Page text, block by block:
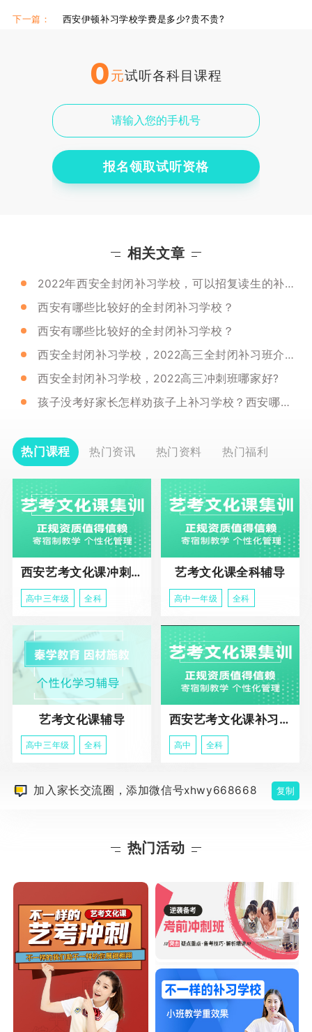
下一篇： 西安伊顿补习学校学费是多少?贵不贵?
0元试听各科目课程
报名领取试听资格
相关文章
2022年西安全封闭补习学校，可以招复读生的补习学校推荐！
西安有哪些比较好的全封闭补习学校？
西安有哪些比较好的全封闭补习学校？
西安全封闭补习学校，2022高三全封闭补习班介绍！
西安全封闭补习学校，2022高三冲刺班哪家好?
孩子没考好家长怎样劝孩子上补习学校？西安哪些全封闭的学校好？
热门课程 热门资讯 热门资料 热门福利
西安艺考文化课冲刺班
高中三年级 全科
艺考文化课全科辅导
高中一年级 全科
艺考文化课辅导
高中三年级 全科
西安艺考文化课补习学校
高中 全科
加入家长交流圈，添加微信号xhwy668668 复制
热门活动